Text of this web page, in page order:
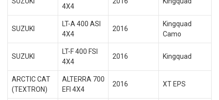
4X4
SUZUKI
LT-A 400 ASI
4X4
2016
Kingquad
Camo
SUZUKI
LT-F 400 FSI
4X4
2016 Kingquad
ARCTIC CAT
(TEXTRON)
ALTERRA 700
EFI 4X4
2016 XT EPS